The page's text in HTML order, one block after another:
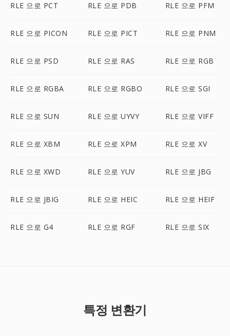
RLE 으로 PCT RLE 으로 PDB RLE 으로 PFM
RLE 으로 PICON RLE 으로 PICT RLE 으로 PNM
RLE 으로 PSD RLE 으로 RAS RLE 으로 RGB
RLE 으로 RGBA RLE 으로 RGBO RLE 으로 SGI
RLE 으로 SUN RLE 으로 UYVY RLE 으로 VIFF
RLE 으로 XBM RLE 으로 XPM RLE 으로 XV
RLE 으로 XWD RLE 으로 YUV RLE 으로 JBG
RLE 으로 JBIG RLE 으로 HEIC RLE 으로 HEIF
RLE 으로 G4 RLE 으로 RGF RLE 으로 SIX
특정 변환기